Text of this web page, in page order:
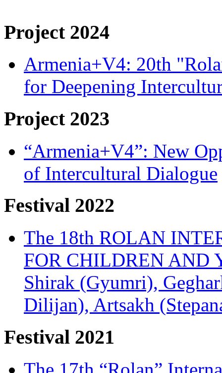
Project 2024
Armenia+V4: 20th
for Deepening
Project 2023
“Armenia+V4”: New
of Intercultural Dialogue
Festival 2022
The 18th ROLAN
FOR CHILDREN AND
Shirak (Gyumri),
Dilijan), Artsakh
Festival 2021